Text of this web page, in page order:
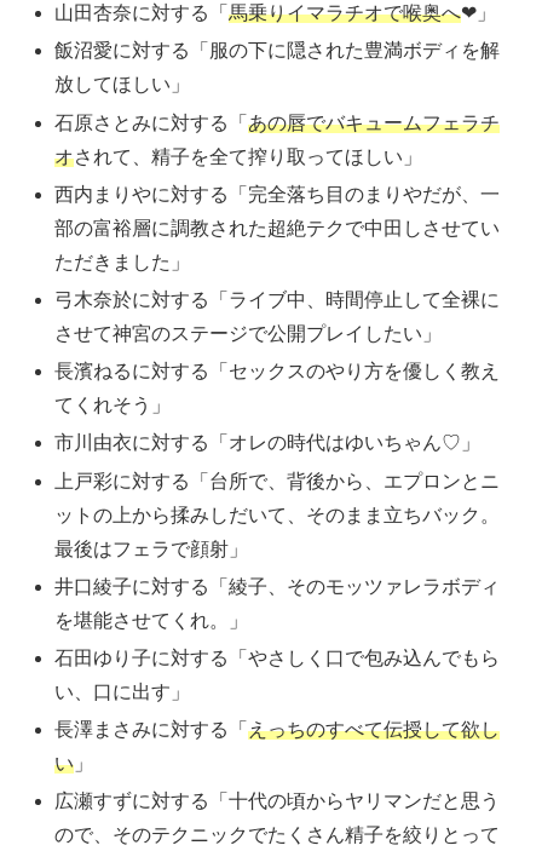
山田杏奈に対する「馬乗りイマラチオで喉奥へ❤」
飯沼愛に対する「服の下に隠された豊満ボディを解
放してほしい」
石原さとみに対する「あの唇でバキュームフェラチ
オされて、精子を全て搾り取ってほしい」
西内まりやに対する「完全落ち目のまりやだが、一
部の富裕層に調教された超絶テクで中田しさせてい
ただきました」
弓木奈於に対する「ライブ中、時間停止して全裸に
させて神宮のステージで公開プレイしたい」
長濱ねるに対する「セックスのやり方を優しく教え
てくれそう」
市川由衣に対する「オレの時代はゆいちゃん♡」
上戸彩に対する「台所で、背後から、エプロンとニ
ットの上から揉みしだいて、そのまま立ちバック。
最後はフェラで顔射」
井口綾子に対する「綾子、そのモッツァレラボディ
を堪能させてくれ。」
石田ゆり子に対する「やさしく口で包み込んでもら
い、口に出す」
長澤まさみに対する「えっちのすべて伝授して欲し
い 」
広瀬すずに対する「十代の頃からヤリマンだと思う
ので、そのテクニックでたくさん精子を絞りとって